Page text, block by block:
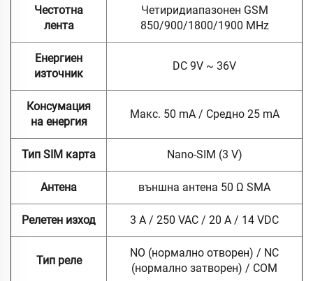
Честотна
лента
Четиридиапазонен GSM
850/900/1800/1900 MHz
Енергиен
източник
DC 9V ~ 36V
Консумация
на енергия
Макс. 50 mA / Средно 25 mA
Тип SIM карта Nano-SIM (3 V)
Антена външна антена 50 Ω SMA
Релетен изход 3 A / 250 VAC / 20 A / 14 VDC
Тип реле
NO (нормално отворен) / NC
(нормално затворен) / COM